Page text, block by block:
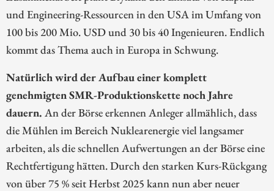
und Engineering-Ressourcen in den USA im Umfang von
100 bis 200 Mio. USD und 30 bis 40 Ingenieuren. Endlich
kommt das Thema auch in Europa in Schwung.
Natürlich wird der Aufbau einer komplett
genehmigten SMR-Produktionskette noch Jahre
dauern. An der Börse erkennen Anleger allmählich, dass
die Mühlen im Bereich Nuklearenergie viel langsamer
arbeiten, als die schnellen Aufwertungen an der Börse eine
Rechtfertigung hätten. Durch den starken Kurs-Rückgang
von über 75 % seit Herbst 2025 kann nun aber neuer